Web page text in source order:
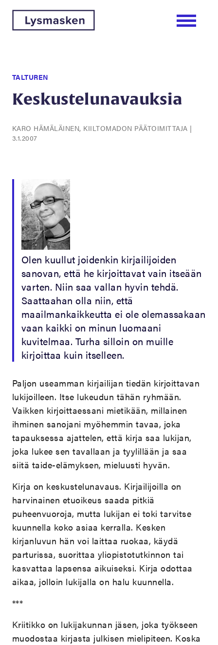
TALTUREN
Keskustelunavauksia
KARO HÄMÄLÄINEN, KIILTOMADON PÄÄTOIMITTAJA |
3.1.2007
Olen kuullut joidenkin kirjailijoiden
sanovan, että he kirjoittavat vain itseään
varten. Niin saa vallan hyvin tehdä.
Saattaahan olla niin, että
maailmankaikkeutta ei ole olemassakaan
vaan kaikki on minun luomaani
kuvitelmaa. Turha silloin on muille
kirjoittaa kuin itselleen.
Paljon useamman kirjailijan tiedän kirjoittavan
lukijoilleen. Itse lukeudun tähän ryhmään.
Vaikken kirjoittaessani mietikään, millainen
ihminen sanojani myöhemmin tavaa, joka
tapauksessa ajattelen, että kirja saa lukijan,
joka lukee sen tavallaan ja tyylillään ja saa
siitä taide-elämyksen, mieluusti hyvän.
Kirja on keskustelunavaus. Kirjailijoilla on
harvinainen etuoikeus saada pitkiä
puheenvuoroja, mutta lukijan ei toki tarvitse
kuunnella koko asiaa kerralla. Kesken
kirjanluvun hän voi laittaa ruokaa, käydä
parturissa, suorittaa yliopistotutkinnon tai
kasvattaa lapsensa aikuiseksi. Kirja odottaa
aikaa, jolloin lukijalla on halu kuunnella.
***
Kriitikko on lukijakunnan jäsen, joka työkseen
muodostaa kirjasta julkisen mielipiteen. Koska